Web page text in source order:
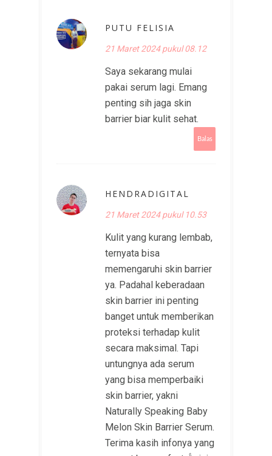
PUTU FELISIA
21 Maret 2024 pukul 08.12
Saya sekarang mulai
pakai serum lagi. Emang
penting sih jaga skin
barrier biar kulit sehat.
Balas
HENDRADIGITAL
21 Maret 2024 pukul 10.53
Kulit yang kurang lembab,
ternyata bisa
memengaruhi skin barrier
ya. Padahal keberadaan
skin barrier ini penting
banget untuk memberikan
proteksi terhadap kulit
secara maksimal. Tapi
untungnya ada serum
yang bisa memperbaiki
skin barrier, yakni
Naturally Speaking Baby
Melon Skin Barrier Serum.
Terima kasih infonya yang